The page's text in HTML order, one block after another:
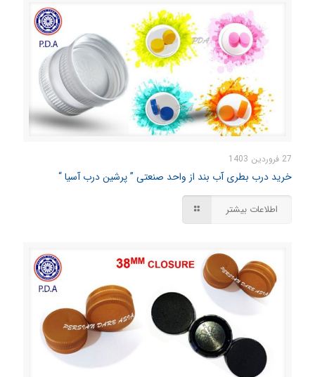
27 فروردین 1403
خرید درب بطری آب بند از واحد صنعتی ” پرشین درب آسیا “
اطلاعات بیشتر